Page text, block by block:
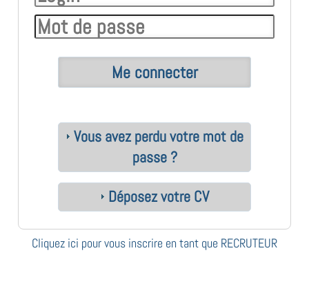
Vous avez perdu votre mot de
passe ?
Déposez votre CV
Cliquez ici pour vous inscrire en tant que RECRUTEUR